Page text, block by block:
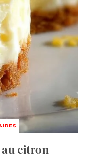
au citron